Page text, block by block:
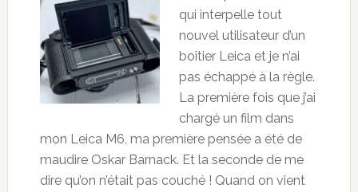
qui interpelle tout
nouvel utilisateur d’un
boîtier Leica et je n’ai
pas échappé à la règle.
La première fois que j’ai
chargé un film dans
mon Leica M6, ma première pensée a été de
maudire Oskar Barnack. Et la seconde de me
dire qu’on n’était pas couché ! Quand on vient